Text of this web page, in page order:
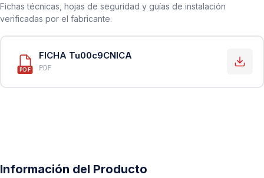
Fichas técnicas, hojas de seguridad y guías de instalación
verificadas por el fabricante.
PDF
FICHA Tu00c9CNICA
PDF
Información del Producto